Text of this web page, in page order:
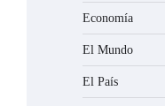
Economía
El Mundo
El País